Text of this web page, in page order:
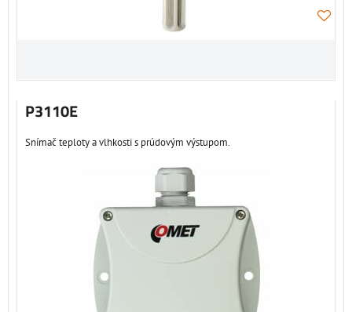
P3110E
Snímač teploty a vlhkosti s prúdovým výstupom.